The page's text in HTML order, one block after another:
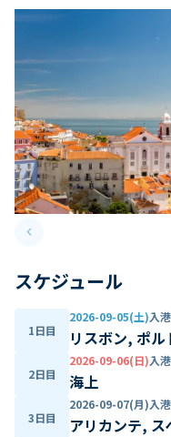
keyboard_arrow_leftPrevious slide
スケジュール
1日目
2026-09-05(土)入港
リスボン, ポル
2日目
2026-09-06(日)入港
海上
3日目
2026-09-07(月)入港
アリカンテ, ス